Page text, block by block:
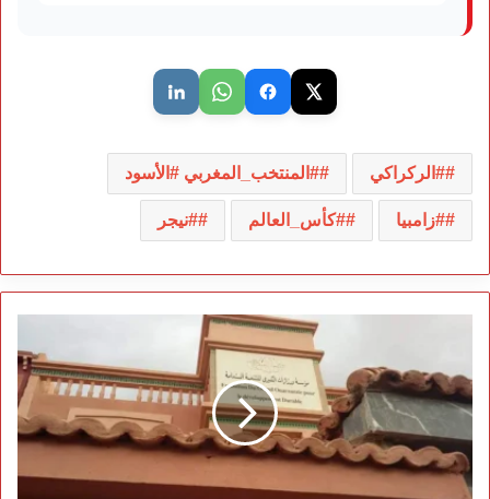
#الركراكي #المنتخب_المغربي #الأسود
#زامبيا #كأس_العالم #نيجر
بلاغ
اللهجة
من
ورزازات
الكبرى
ضد
إساءة